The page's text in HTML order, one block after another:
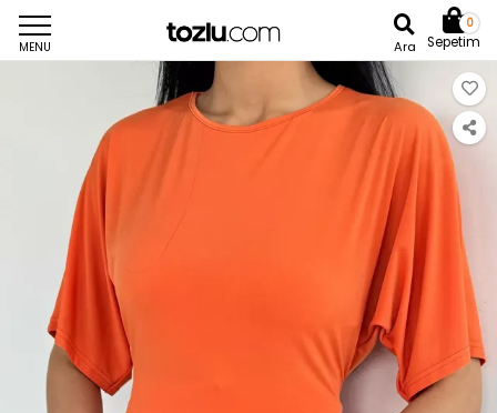
MENU Ara
0
Sepetim